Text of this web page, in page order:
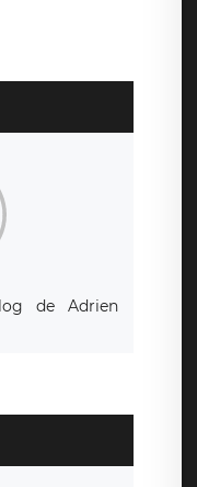
à l’adresse mail :
Vous avez
auprès
de Adrien